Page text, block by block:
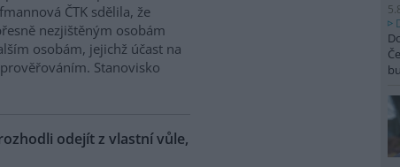
ČTK sdělila, že
nezjištěným osobám
osobám, jejichž účast na
Stanovisko
odejít z vlastní vůle,